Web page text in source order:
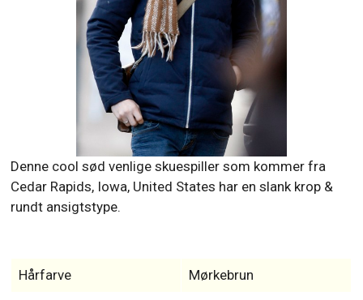
Denne cool sød venlige skuespiller som kommer fra
Cedar Rapids, Iowa, United States har en slank krop &
rundt ansigtstype.
Hårfarve Mørkebrun